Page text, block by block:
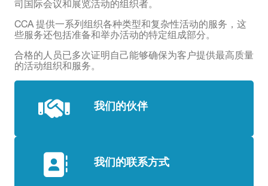
司国际会议和展览活动的组织者。
ССА 提供一系列组织各种类型和复杂性活动的服务，这
些服务还包括准备和举办活动的特定组成部分。
合格的人员已多次证明自己能够确保为客户提供最高质量
的活动组织和服务。
我们的伙伴
我们的联系方式